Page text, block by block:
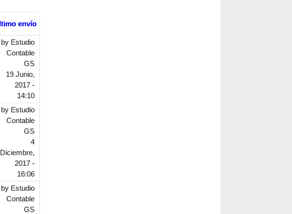
envío
by Estudio
Contable
GS
19 Junio,
2017 -
14:10
by Estudio
Contable
GS
4
Diciembre,
2017 -
16:06
by Estudio
Contable
GS